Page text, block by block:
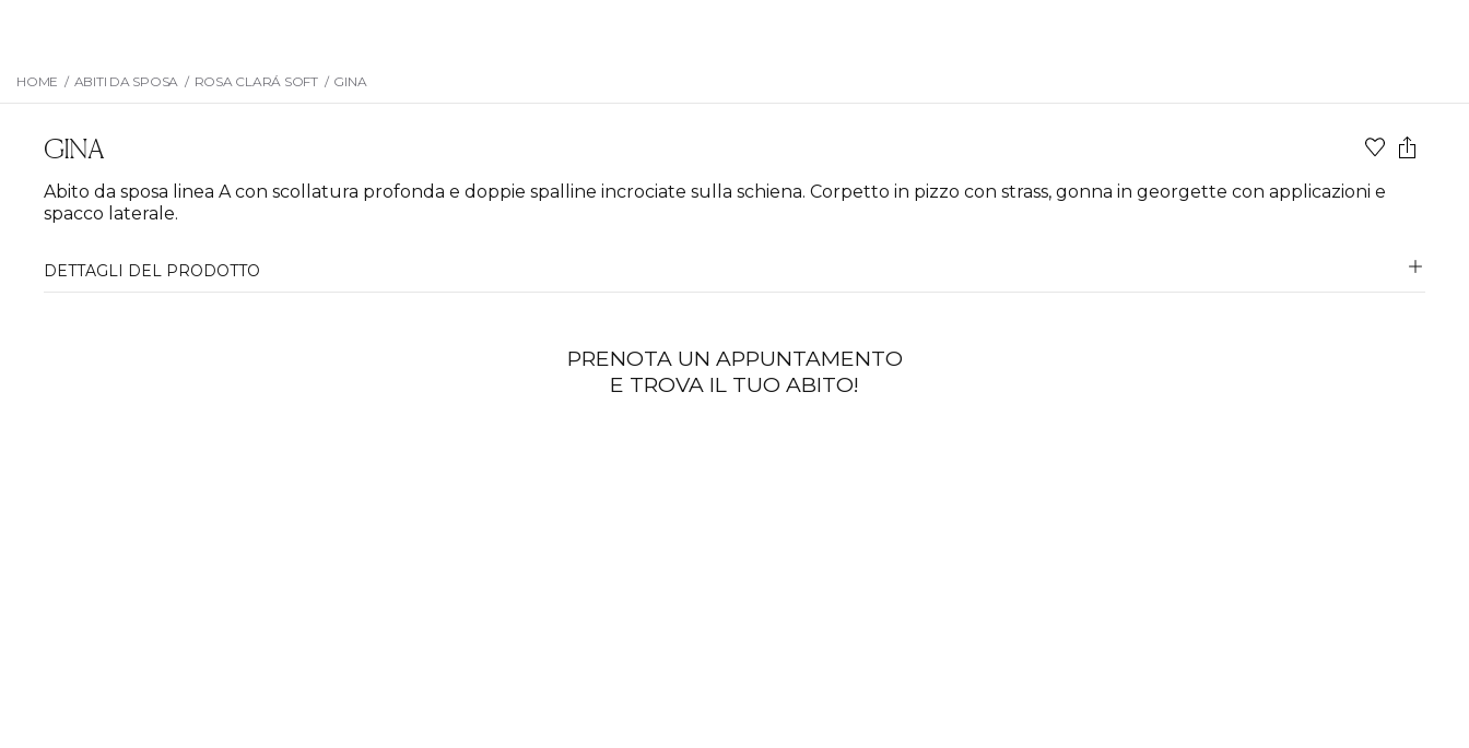
HOME / ABITI DA SPOSA / ROSA CLARÁ SOFT / GINA
GINA
Abito da sposa linea A con scollatura profonda e doppie spalline incrociate sulla schiena. Corpetto in pizzo con strass, gonna in georgette con applicazioni e
spacco laterale.
DETTAGLI DEL PRODOTTO
PRENOTA UN APPUNTAMENTO
E TROVA IL TUO ABITO!